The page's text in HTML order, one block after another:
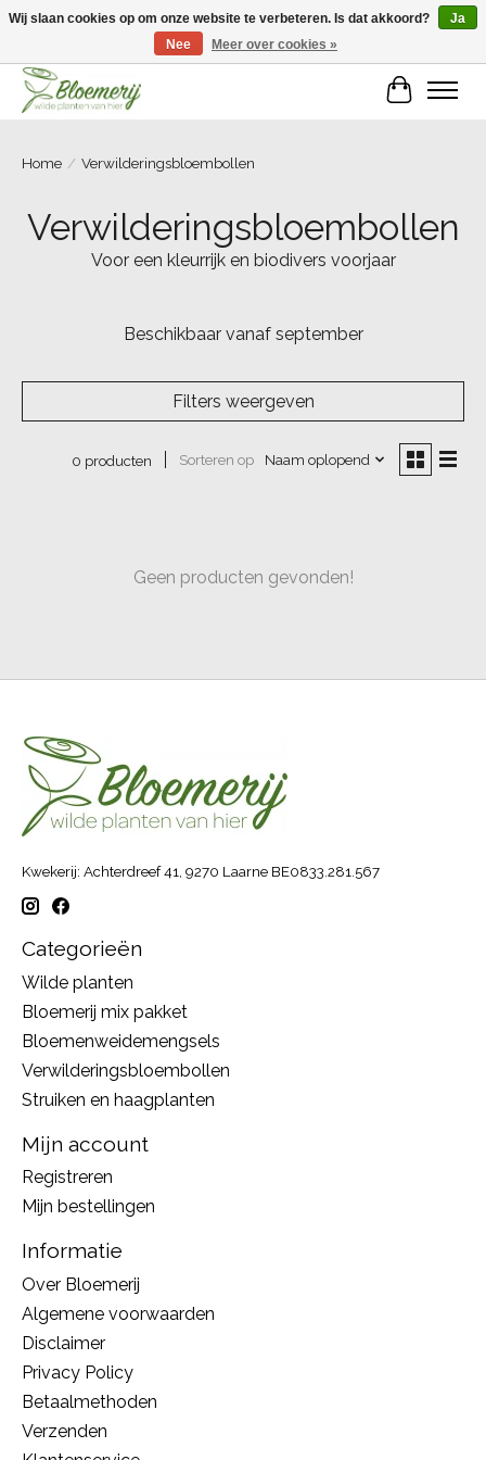
Home / Verwilderingsbloembollen
Verwilderingsbloembollen
Voor een kleurrijk en biodivers voorjaar
Beschikbaar vanaf september
Filters weergeven
0 producten Sorteren op Naam oplopend
Geen producten gevonden!
Kwekerij: Achterdreef 41, 9270 Laarne BE0833.281.567
Categorieën
Wilde planten
Bloemerij mix pakket
Bloemenweidemengsels
Verwilderingsbloembollen
Struiken en haagplanten
Mijn account
Registreren
Mijn bestellingen
Informatie
Over Bloemerij
Algemene voorwaarden
Disclaimer
Privacy Policy
Betaalmethoden
Verzenden
Wij slaan cookies op om onze website te verbeteren. Is dat akkoord?
Ja
Nee
Meer over cookies »